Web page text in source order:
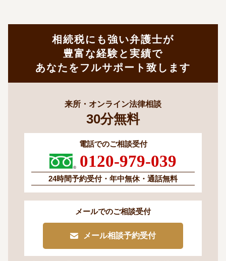
相続税にも強い弁護士が
豊富な経験と実績で
あなたをフルサポート致します
来所・オンライン法律相談
30分無料
電話でのご相談受付
0120-979-039
24時間予約受付・ 年中無休・通話無料
メールでのご相談受付
メール相談予約受付